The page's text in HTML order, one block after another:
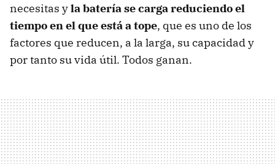
necesitas yla batería se carga reduciendo el
tiempo en el que está a tope, que es uno de los
factores que reducen, a la larga, su capacidad y
por tanto su vida útil. Todos ganan.